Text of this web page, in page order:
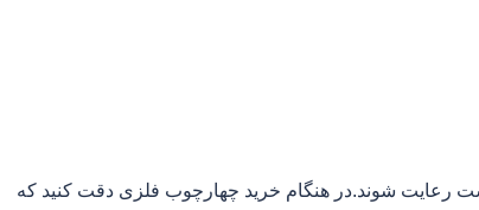
رعایت شوند.در هنگام خرید چهارچوب فلزی دقت کنید که